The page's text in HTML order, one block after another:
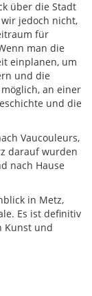
über die Stadt
jedoch nicht,
für
man die
einplanen, um
und die
an einer
und die
Vaucouleurs,
darauf wurden
nach Hause
in Metz,
Es ist definitiv
Kunst und